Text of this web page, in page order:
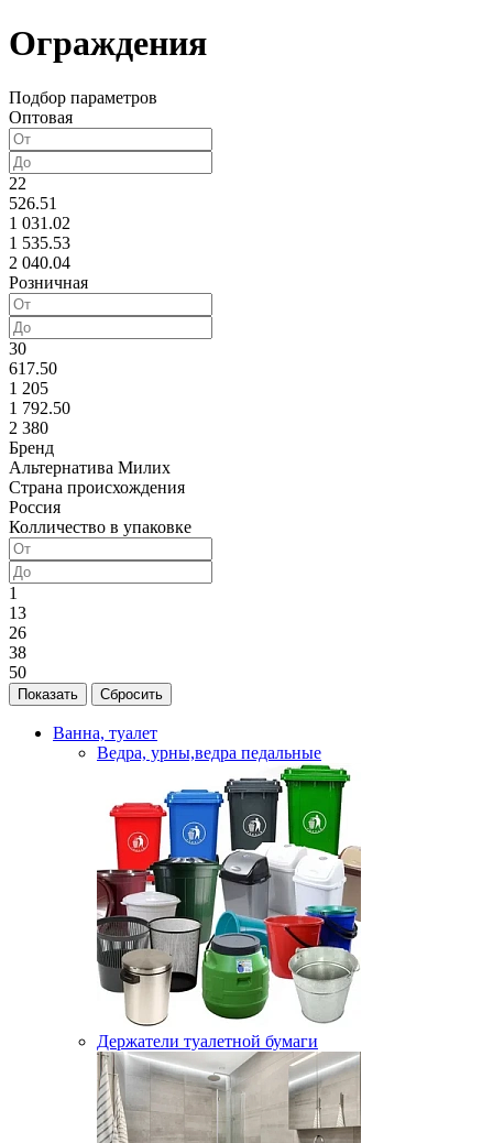
Ограждения
Подбор параметров
Оптовая
22
526.51
1 031.02
1 535.53
2 040.04
Розничная
30
617.50
1 205
1 792.50
2 380
Бренд
Альтернатива Милих
Страна происхождения
Россия
Колличество в упаковке
1
13
26
38
50
Ванна, туалет
Ведра, урны,ведра педальные
Держатели туалетной бумаги